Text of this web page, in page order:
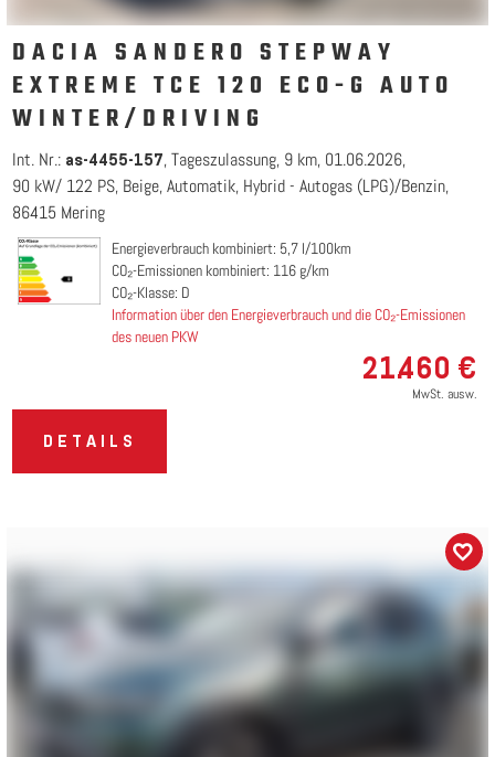
DACIA SANDERO STEPWAY
EXTREME TCE 120 ECO-G AUTO
WINTER/DRIVING
Int. Nr.: as-4455-157 Tageszulassung 9 km 01.06.2026
90 kW/ 122 PS Beige Automatik Hybrid - Autogas (LPG)/Benzin
86415 Mering
Energieverbrauch kombiniert: 5,7 l/100km
CO₂-Emissionen kombiniert: 116 g/km
CO₂-Klasse: D
Information über den Energieverbrauch und die CO₂-Emissionen
des neuen PKW
21.460 €
MwSt. ausw.
DETAILS